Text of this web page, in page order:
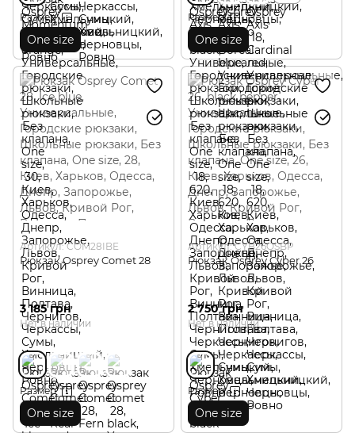
Размер
One size
Размер
One size
Артикул: COM28IBE
Рюкзак Osprey Comet 28
3 185 грн
Нет в наличии
Размер
One size
Артикул: CYB26OSBP
Рюкзак Osprey Cyber 26
2 750 грн
Нет в наличии
Размер
One size